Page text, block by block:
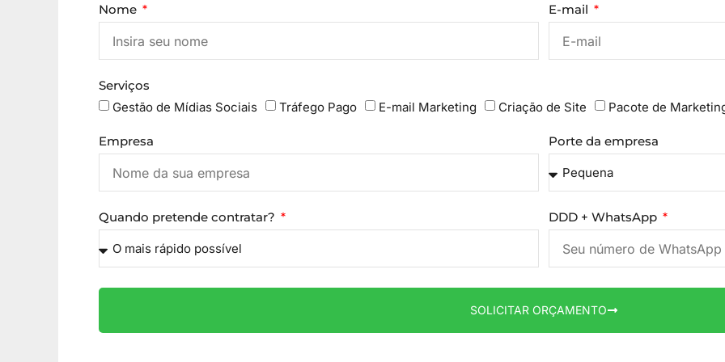
Nome E-mail
Serviços
Gestão de Mídias Sociais
Tráfego Pago E-mail Marketing Criação de Site Pacote de
Empresa Porte da empresa
Quando pretende contratar? DDD + WhatsApp
SOLICITAR ORÇAMENTO